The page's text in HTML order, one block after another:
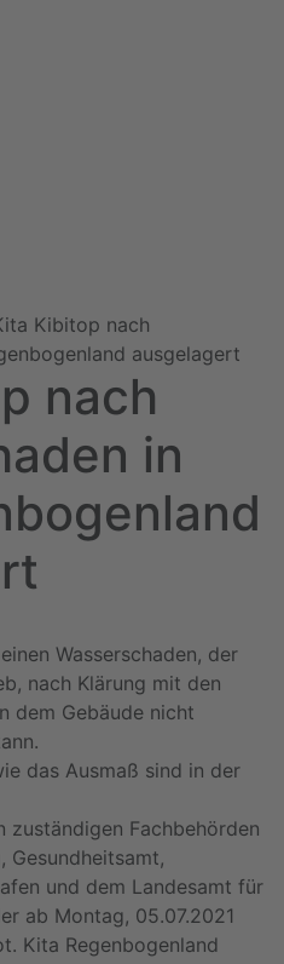
Kibitop nach
ausgelagert
nach
in
Wasserschaden, der
nach Klärung mit den
dem Gebäude nicht
das Ausmaß sind in der
zuständigen Fachbehörden
Gesundheitsamt,
und dem Landesamt für
ab Montag, 05.07.2021
Kita Regenbogenland